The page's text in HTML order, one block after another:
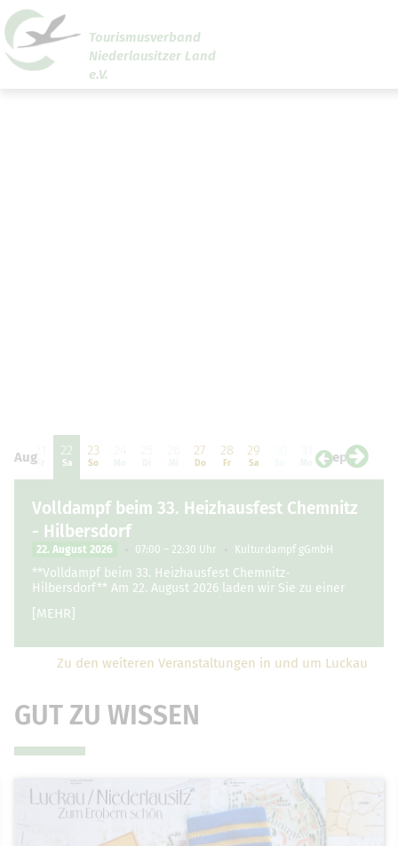
Tourismusverband
Niederlausitzer Land
e.V.
20
Do
21
Fr
22
Sa
23
So
27
Do
28
Fr
29
Sa Sep 01
Di
Aug
Volldampf beim 33. Heizhausfest Chemnitz
- Hilbersdorf
22. August 2026 07:00 – 22:30 Uhr Kulturdampf gGmbH
**Volldampf beim 33. Heizhausfest Chemnitz-
Hilbersdorf** Am 22. August 2026 laden wir Sie zu einer
[MEHR]
Zu den weiteren Veranstaltungen in und um Luckau
GUT ZU WISSEN
Um Einstellungen zur Barrierefreiheit vornehmen zu